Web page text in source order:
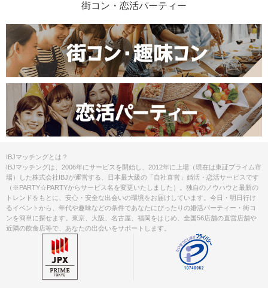
街コン・恋活パーティー
IBJマッチングとは？
IBJマッチングは、2006年にサービスを開始し、2012年に上場（現在は東証プライム市
場）した株式会社IBJが運営する、日本最大級の「自社直営」婚活・恋活サービスです
（※PARTY☆PARTYからサービス名を変更いたしました）。独自のノウハウと最新の
トレンドをもとに、安心・安全な出会いの環境をお届けしています。今日・明日行け
るイベントから、年代や趣味などの条件であなたにぴったりの婚活パーティー・街コ
ンを簡単に探せます。東京、大阪、名古屋、福岡をはじめ、全国56店舗の直営店舗や
近隣の飲食店等で、あなたの出会いをサポートします。